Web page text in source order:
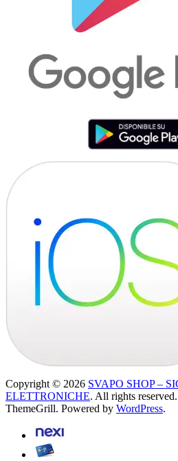
Copyright © 2026 SVAPO SHOP –
ELETTRONICHE. All rights
ThemeGrill. Powered by WordPress.